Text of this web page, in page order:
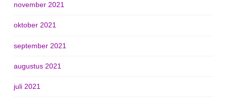
november 2021
oktober 2021
september 2021
augustus 2021
juli 2021